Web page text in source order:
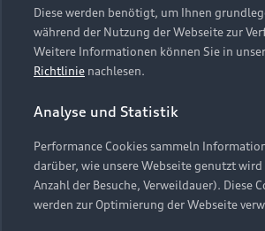
Online-Terminvereinbarung
Servicekontakt
Vertrag widerrufen
Presse & Media Center
Datenschutz
Audi erleben
Newsletter
Impressum Rechtliches
Datenschutzinformation
Cookie-
Cookie-Richtlinie
Barrierefreiheit
Hinweis: Die aktuelle Darstellung und
Embleme am Fahrzeug bei allen
Webseite kann abweichen.
Diese werden benötigt, um Ihnen
während der Nutzung der Webseite zur
Weitere Informationen können Sie in
Richtlinie nachlesen.
Analyse und Statistik
Performance Cookies sammeln
darüber, wie unsere Webseite genutzt wird
Anzahl der Besuche, Verweildauer). Diese
werden zur Optimierung der Webseite